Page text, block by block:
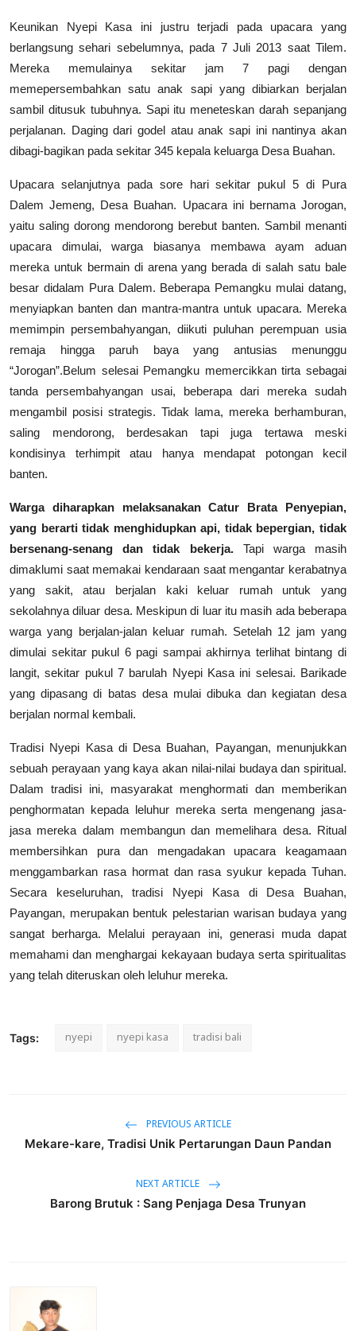
Keunikan Nyepi Kasa ini justru terjadi pada upacara yang
berlangsung sehari sebelumnya, pada 7 Juli 2013 saat Tilem.
Mereka memulainya sekitar jam 7 pagi dengan
memepersembahkan satu anak sapi yang dibiarkan berjalan
sambil ditusuk tubuhnya. Sapi itu meneteskan darah sepanjang
perjalanan. Daging dari godel atau anak sapi ini nantinya akan
dibagi-bagikan pada sekitar 345 kepala keluarga Desa Buahan.
Upacara selanjutnya pada sore hari sekitar pukul 5 di Pura
Dalem Jemeng, Desa Buahan. Upacara ini bernama Jorogan,
yaitu saling dorong mendorong berebut banten. Sambil menanti
upacara dimulai, warga biasanya membawa ayam aduan
mereka untuk bermain di arena yang berada di salah satu bale
besar didalam Pura Dalem. Beberapa Pemangku mulai datang,
menyiapkan banten dan mantra-mantra untuk upacara. Mereka
memimpin persembahyangan, diikuti puluhan perempuan usia
remaja hingga paruh baya yang antusias menunggu
“Jorogan”.Belum selesai Pemangku memercikkan tirta sebagai
tanda persembahyangan usai, beberapa dari mereka sudah
mengambil posisi strategis. Tidak lama, mereka berhamburan,
saling mendorong, berdesakan tapi juga tertawa meski
kondisinya terhimpit atau hanya mendapat potongan kecil
banten.
Warga diharapkan melaksanakan Catur Brata Penyepian,
yang berarti tidak menghidupkan api, tidak bepergian, tidak
bersenang-senang dan tidak bekerja.Tapi warga masih
dimaklumi saat memakai kendaraan saat mengantar kerabatnya
yang sakit, atau berjalan kaki keluar rumah untuk yang
sekolahnya diluar desa. Meskipun di luar itu masih ada beberapa
warga yang berjalan-jalan keluar rumah. Setelah 12 jam yang
dimulai sekitar pukul 6 pagi sampai akhirnya terlihat bintang di
langit, sekitar pukul 7 barulah Nyepi Kasa ini selesai. Barikade
yang dipasang di batas desa mulai dibuka dan kegiatan desa
berjalan normal kembali.
Tradisi Nyepi Kasa di Desa Buahan, Payangan, menunjukkan
sebuah perayaan yang kaya akan nilai-nilai budaya dan spiritual.
Dalam tradisi ini, masyarakat menghormati dan memberikan
penghormatan kepada leluhur mereka serta mengenang jasa-
jasa mereka dalam membangun dan memelihara desa. Ritual
membersihkan pura dan mengadakan upacara keagamaan
menggambarkan rasa hormat dan rasa syukur kepada Tuhan.
Secara keseluruhan, tradisi Nyepi Kasa di Desa Buahan,
Payangan, merupakan bentuk pelestarian warisan budaya yang
sangat berharga. Melalui perayaan ini, generasi muda dapat
memahami dan menghargai kekayaan budaya serta spiritualitas
yang telah diteruskan oleh leluhur mereka.
Tags: nyepi nyepi kasa tradisi bali
PREVIOUS ARTICLE
Mekare-kare, Tradisi Unik Pertarungan Daun Pandan
NEXT ARTICLE
Barong Brutuk : Sang Penjaga Desa Trunyan